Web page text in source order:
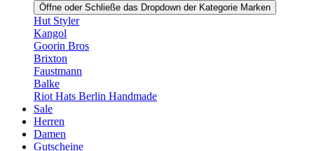
Öffne oder Schließe das Dropdown der Kategorie Marken
Hut Styler
Kangol
Goorin Bros
Brixton
Faustmann
Balke
Riot Hats Berlin Handmade
Sale
Herren
Damen
Gutscheine